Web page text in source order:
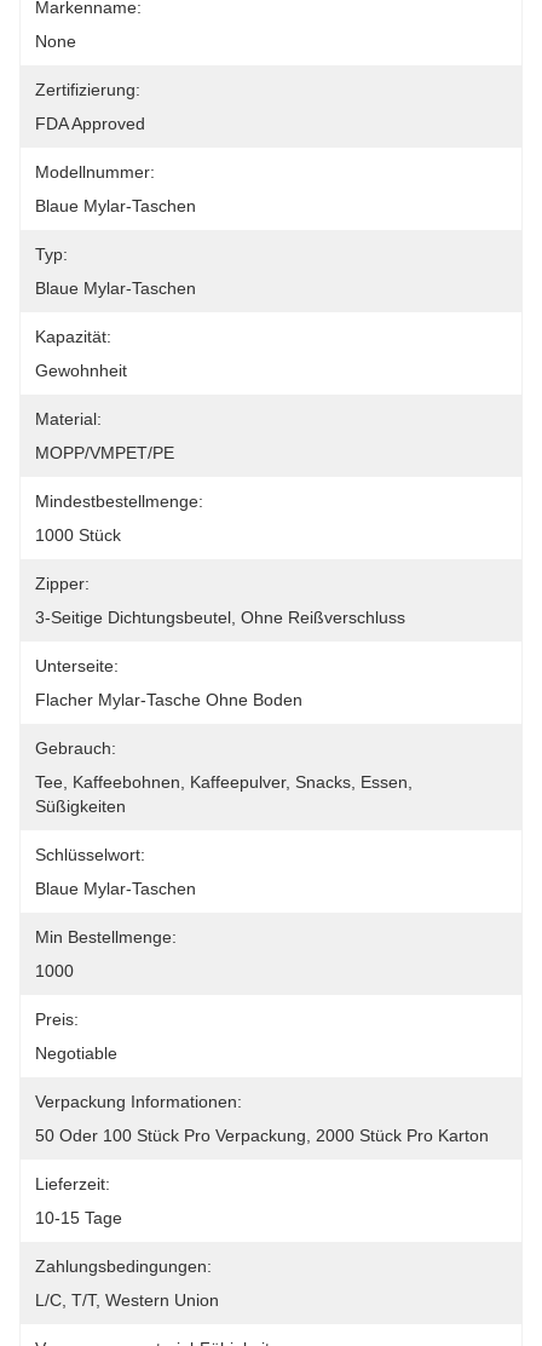
Markenname:
None
Zertifizierung:
FDA Approved
Modellnummer:
Blaue Mylar-Taschen
Typ:
Blaue Mylar-Taschen
Kapazität:
Gewohnheit
Material:
MOPP/VMPET/PE
Mindestbestellmenge:
1000 Stück
Zipper:
3-Seitige Dichtungsbeutel, Ohne Reißverschluss
Unterseite:
Flacher Mylar-Tasche Ohne Boden
Gebrauch:
Tee, Kaffeebohnen, Kaffeepulver, Snacks, Essen,
Süßigkeiten
Schlüsselwort:
Blaue Mylar-Taschen
Min Bestellmenge:
1000
Preis:
Negotiable
Verpackung Informationen:
50 Oder 100 Stück Pro Verpackung, 2000 Stück Pro Karton
Lieferzeit:
10-15 Tage
Zahlungsbedingungen:
L/C, T/T, Western Union